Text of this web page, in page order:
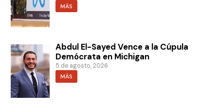
MÁS
Abdul El-Sayed Vence a la Cúpula
Demócrata en Michigan
5 de agosto, 2026
MÁS